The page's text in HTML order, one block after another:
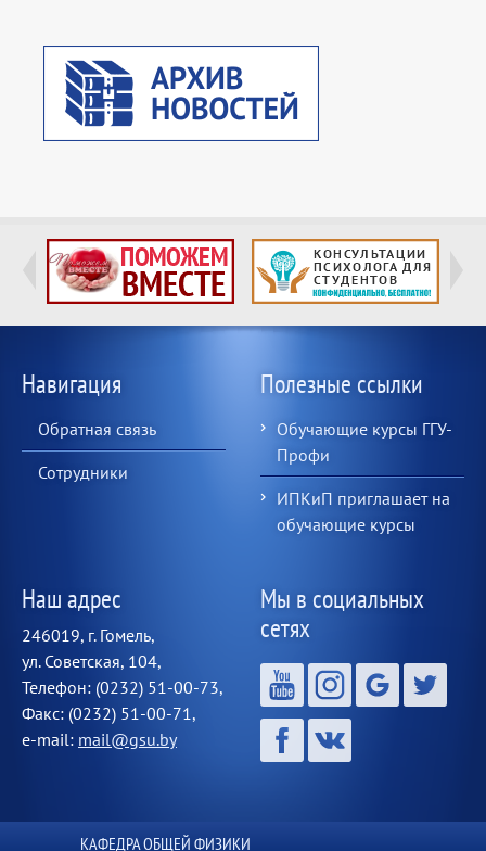
Навигация
Обратная связь
Сотрудники
Полезные ссылки
Обучающие курсы ГГУ-
Профи
ИПКиП приглашает на
обучающие курсы
Наш адрес
246019, г. Гомель,
ул. Советская, 104,
Телефон: (0232) 51-00-73,
Факс: (0232) 51-00-71,
e-mail: mail@gsu.by
Мы в социальных
сетях
КАФЕДРА ОБЩЕЙ ФИЗИКИ